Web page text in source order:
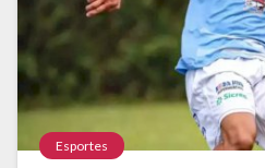
Esportes